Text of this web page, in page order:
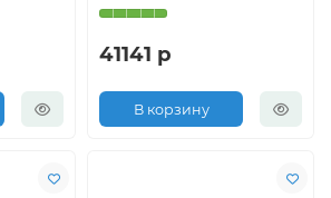
41141 р
В корзину